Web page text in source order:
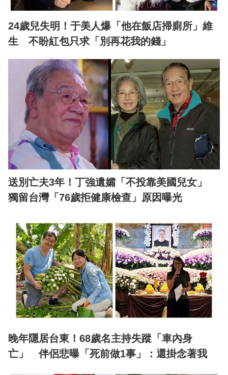
24歲兒失明！于美人爆「他在飯店掃廁所」維
生 不盼紅包只求「別再花我的錢」
送別亡夫3年！丁強遺孀「不投靠美國兒女」
獨留台灣「76歲拒健康檢查」原因曝光
晚年隱居台東！68歲名主持失蹤「車內身
亡」 伴侶悲曝「死前做1事」：還掛念著我